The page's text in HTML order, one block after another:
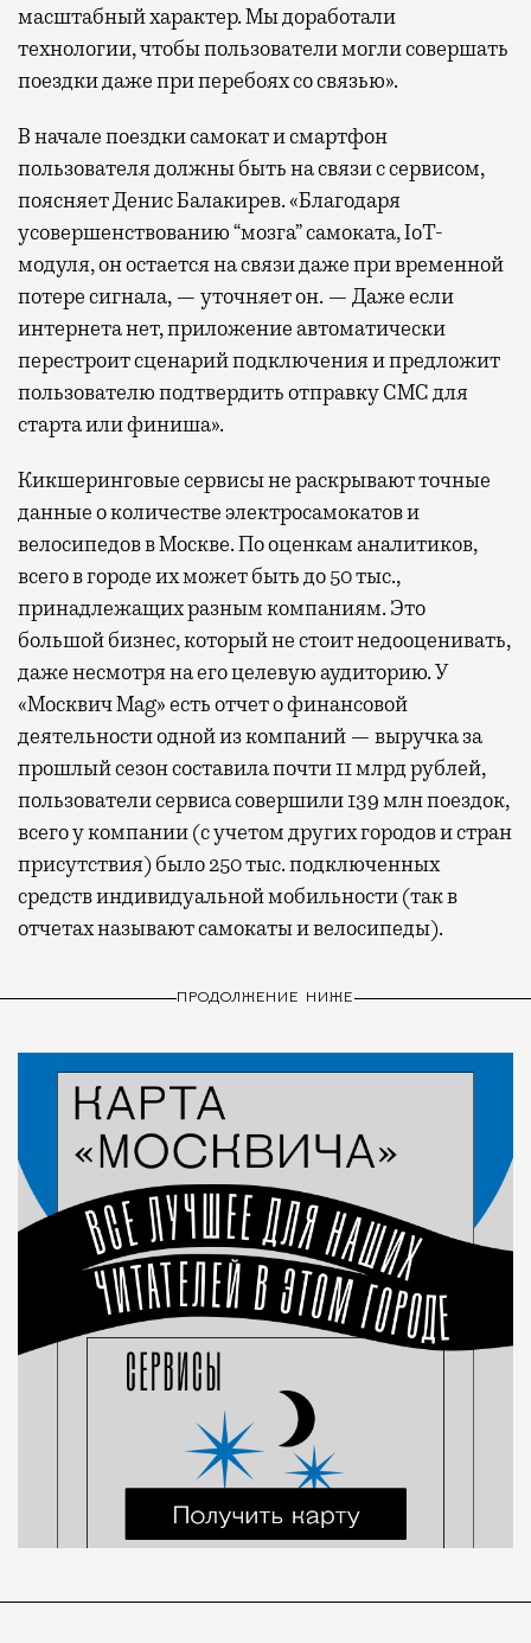
масштабный характер. Мы доработали
технологии, чтобы пользователи могли совершать
поездки даже при перебоях со связью».
В начале поездки самокат и смартфон
пользователя должны быть на связи с сервисом,
поясняет Денис Балакирев. «Благодаря
усовершенствованию “мозга” самоката, IoT-
модуля, он остается на связи даже при временной
потере сигнала, — уточняет он. — Даже если
интернета нет, приложение автоматически
перестроит сценарий подключения и предложит
пользователю подтвердить отправку СМС для
старта или финиша».
Кикшеринговые сервисы не раскрывают точные
данные о количестве электросамокатов и
велосипедов в Москве. По оценкам аналитиков,
всего в городе их может быть до 50 тыс.,
принадлежащих разным компаниям. Это
большой бизнес, который не стоит недооценивать,
даже несмотря на его целевую аудиторию. У
«Москвич Mag» есть отчет о финансовой
деятельности одной из компаний — выручка за
прошлый сезон составила почти 11 млрд рублей,
пользователи сервиса совершили 139 млн поездок,
всего у компании (с учетом других городов и стран
присутствия) было 250 тыс. подключенных
средств индивидуальной мобильности (так в
отчетах называют самокаты и велосипеды).
ПРОДОЛЖЕНИЕ НИЖЕ